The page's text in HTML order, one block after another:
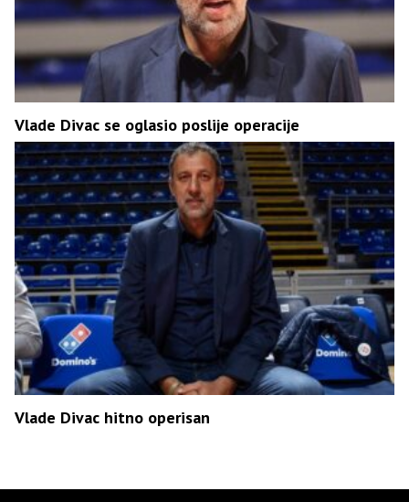
Vlade Divac se oglasio poslije operacije
Vlade Divac hitno operisan